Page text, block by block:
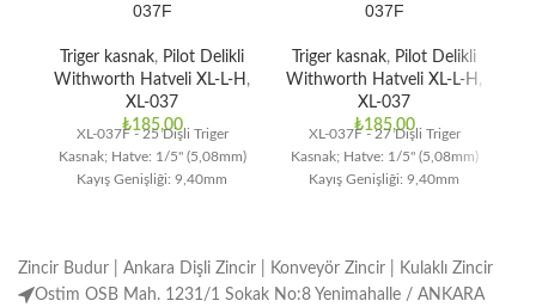
037F
Triger kasnak, Pilot Delikli
Withworth Hatveli XL-L-H ,
XL-037
₺185,00
XL-037F - 25 Dişli Triger
Kasnak; Hatve: 1/5" (5,08mm)
Kayış Genişliği: 9,40mm
037F
Triger kasnak, Pilot Delikli
Withworth Hatveli XL-L-H ,
XL-037
₺185,00
XL-037F - 27 Dişli Triger
Kasnak; Hatve: 1/5" (5,08mm)
Kayış Genişliği: 9,40mm
Zincir Budur | Ankara Dişli Zincir | Konveyör Zincir | Kulaklı Zincir
Ostim OSB Mah. 1231/1 Sokak No:8 Yenimahalle / ANKARA